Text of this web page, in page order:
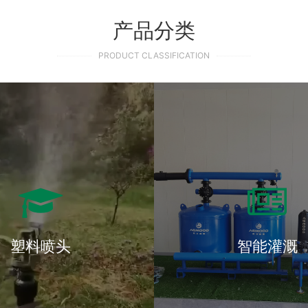
产品分类
PRODUCT CLASSIFICATION
塑料喷头 智能灌溉